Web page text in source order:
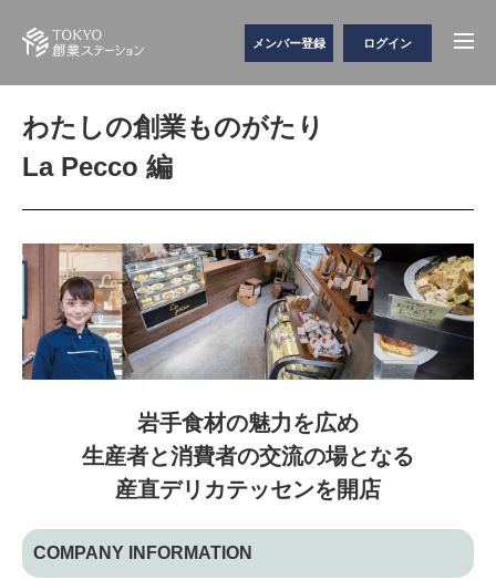
メンバー登録 ログイン
わたしの創業ものがたり
La Pecco 編
岩手食材の魅力を広め
生産者と消費者の交流の場となる
産直デリカテッセンを開店
COMPANY INFORMATION